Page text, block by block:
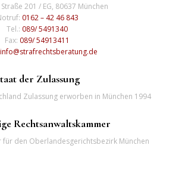
201 / EG, 80637 München
0162 – 42 46 843
Tel.: 089/ 5491340
Fax: 089/ 54913411
info@strafrechtsberatung.de
der Zulassung
Zulassung erworben in München 1994
Rechtsanwaltskammer
für den Oberlandesgerichtsbezirk München